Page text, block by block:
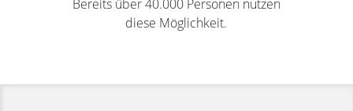
Bereits über 40.000 Personen nutzen
diese Möglichkeit.